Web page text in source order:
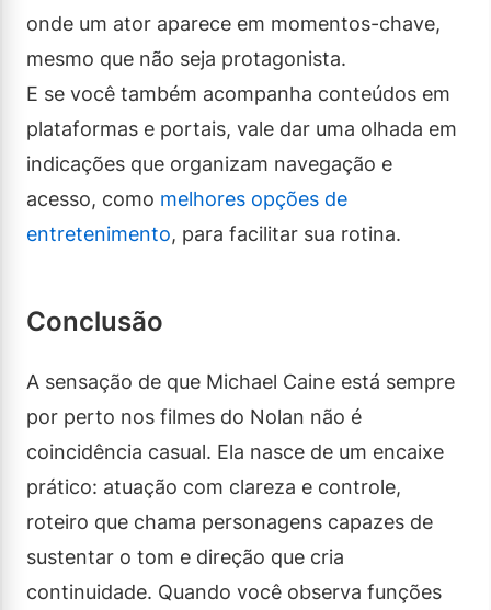
onde um ator aparece em momentos-chave,
mesmo que não seja protagonista.
E se você também acompanha conteúdos em
plataformas e portais, vale dar uma olhada em
indicações que organizam navegação e
acesso, como melhores opções de
entretenimento, para facilitar sua rotina.
Conclusão
A sensação de que Michael Caine está sempre
por perto nos filmes do Nolan não é
coincidência casual. Ela nasce de um encaixe
prático: atuação com clareza e controle,
roteiro que chama personagens capazes de
sustentar o tom e direção que cria
continuidade. Quando você observa funções